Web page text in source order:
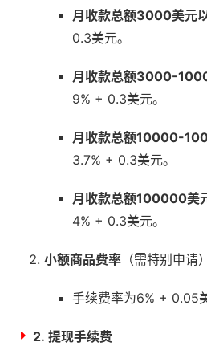
月收款总额3000美元
0.3美元。
月收款总额3000-
9% + 0.3美元。
月收款总额10000-
3.7% + 0.3美元。
月收款总额100000美
4% + 0.3美元。
小额商品费率 （需特别申请
手续费率为6% + 0.05
2. 提现手续费